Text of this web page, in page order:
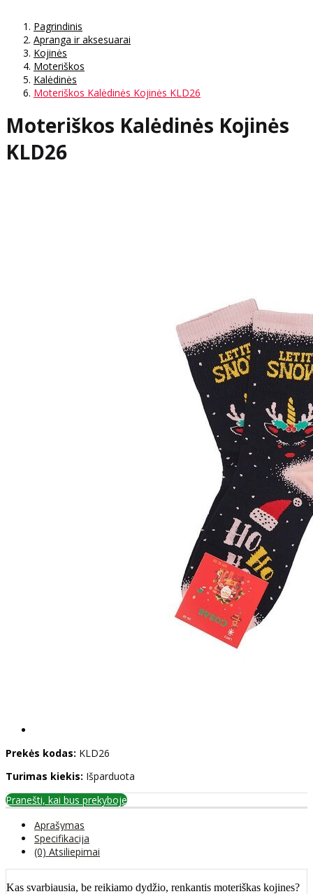
Pagrindinis
Apranga ir aksesuarai
Kojinės
Moteriškos
Kalėdinės
Moteriškos Kalėdinės Kojinės KLD26
Moteriškos Kalėdinės Kojinės
KLD26
Prekės kodas: KLD26
Turimas kiekis: Išparduota
Pranešti, kai bus prekyboje
Aprašymas
Specifikacija
(0) Atsiliepimai
Kas svarbiausia, be reikiamo dydžio, renkantis moteriškas kojines?